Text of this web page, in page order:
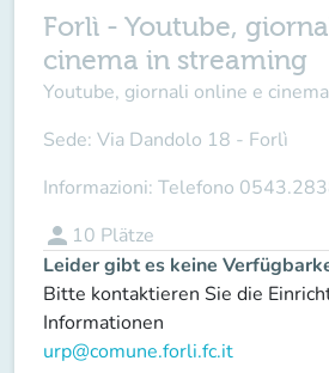
Forlì - Youtube,
cinema in streaming
Youtube, giornali online e
Sede: Via Dandolo 18 - Forlì
Informazioni: Telefono
person 10 Plätze
Leider gibt es keine
Bitte kontaktieren Sie die
Informationen
urp@comune.forli.fc.it